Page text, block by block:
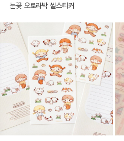
눈꽃 오로라박 씰스티커